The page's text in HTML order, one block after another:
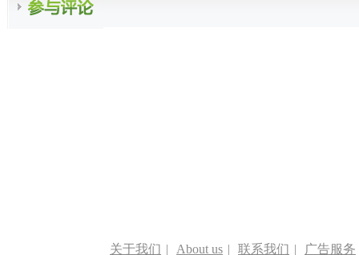
关于我们 | About us | 联系我们 | 广告服务